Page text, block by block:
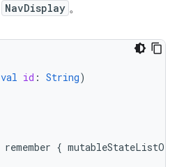
NavDisplay 。
val id : String)
remember {